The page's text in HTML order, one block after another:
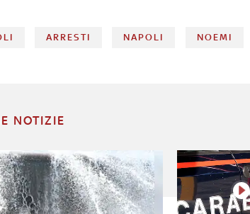
ARRESTI NAPOLI NOEMI
NOTIZIE